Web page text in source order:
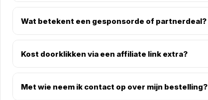
Wat betekent een gesponsorde of partnerdeal?
Kost doorklikken via een affiliate link extra?
Met wie neem ik contact op over mijn bestelling?